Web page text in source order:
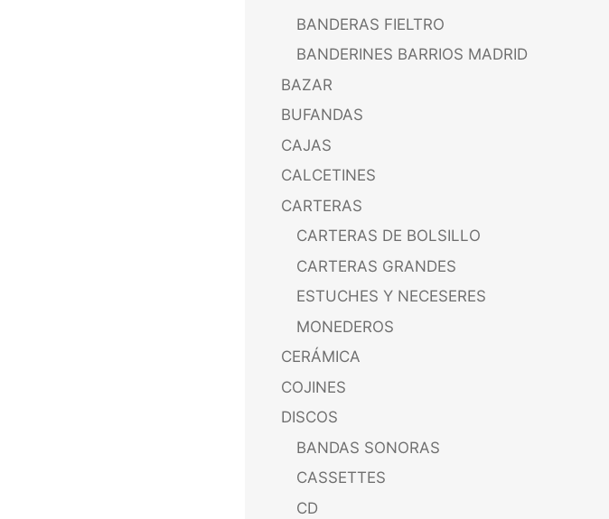
BANDERAS FIELTRO
BANDERINES BARRIOS MADRID
BAZAR
BUFANDAS
CAJAS
CALCETINES
CARTERAS
CARTERAS DE BOLSILLO
CARTERAS GRANDES
ESTUCHES Y NECESERES
MONEDEROS
CERÁMICA
COJINES
DISCOS
BANDAS SONORAS
CASSETTES
CD